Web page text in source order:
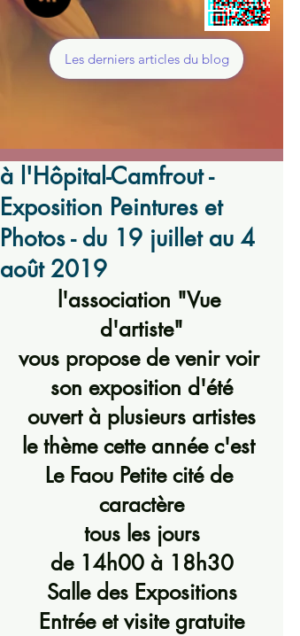
Les derniers articles du blog
à l'Hôpital-Camfrout -
Exposition Peintures et
Photos - du 19 juillet au 4
août 2019
l'association "Vue
d'artiste"
vous propose de venir voir
son exposition d'été
ouvert à plusieurs artistes
le thème cette année c'est
Le Faou Petite cité de
caractère
tous les jours
de 14h00 à 18h30
Salle des Expositions
Entrée et visite gratuite